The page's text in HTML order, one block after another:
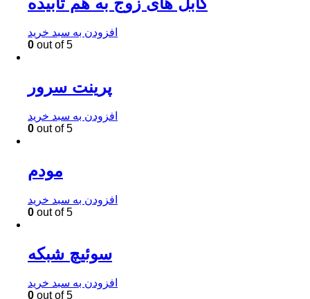
افزودن به سبد خرید
0 out of 5
پرینت سرور
افزودن به سبد خرید
0 out of 5
مودم
افزودن به سبد خرید
0 out of 5
سوئیچ شبکه
افزودن به سبد خرید
0 out of 5